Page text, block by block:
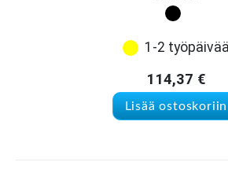
1-2 työpäivää
114,37 €
Lisää ostoskoriin